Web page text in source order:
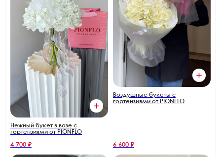
Нежный букет в вазе с
гортензиями от PIONFLO
4 700 ₽
Воздушные букеты с
гортензиями от PIONFLO
6 600 ₽